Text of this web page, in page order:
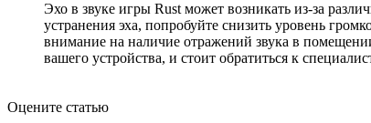
Эхо в звуке игры Rust может возникать из-за
устранения эха, попробуйте снизить уровень
внимание на наличие отражений звука в
вашего устройства, и стоит обратиться к
Оцените статью